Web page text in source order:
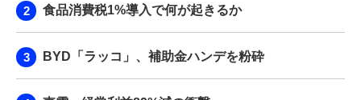
食品消費税1%導入で何が起きるか
BYD「ラッコ」、補助金ハンデを粉砕